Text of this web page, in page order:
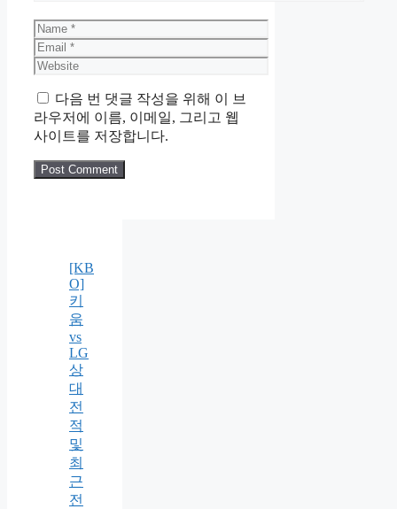
Name
Email
Website
다음 번 댓글 작성을 위해 이 브
라우저에 이름, 이메일, 그리고 웹
사이트를 저장합니다.
[KB
O]
키
움
vs
LG
상
대
전
적
및
최
근
전